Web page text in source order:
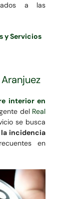
a las
y Servicios
interior en
del Real
se busca
incidencia
en